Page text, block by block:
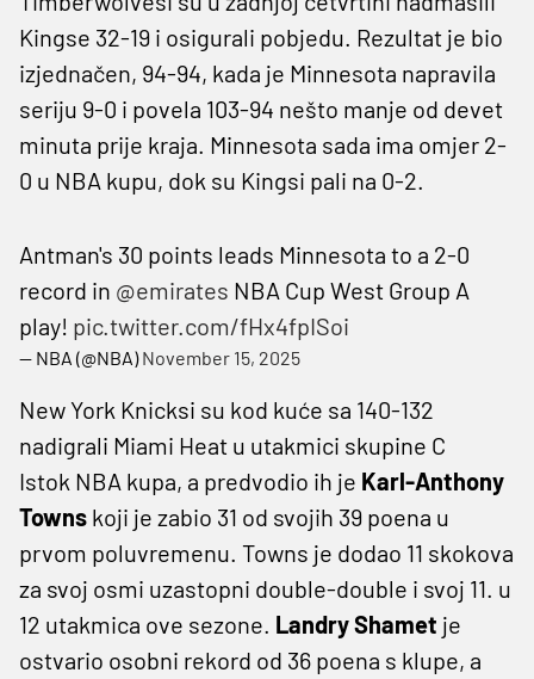
Kingse 32-19 i osigurali pobjedu. Rezultat je bio
izjednačen, 94-94, kada je Minnesota napravila
seriju 9-0 i povela 103-94 nešto manje od devet
minuta prije kraja. Minnesota sada ima omjer 2-
0 u NBA kupu, dok su Kingsi pali na 0-2.
Antman's 30 points leads Minnesota to a 2-0
record in @emirates NBA Cup West Group A
play! pic.twitter.com/fHx4fpISoi
— NBA (@NBA)November 15, 2025
New York Knicksi su kod kuće sa 140-132
nadigrali Miami Heat u utakmici skupine C
Istok NBA kupa, a predvodio ih je Karl-Anthony
Towns koji je zabio 31 od svojih 39 poena u
prvom poluvremenu. Towns je dodao 11 skokova
za svoj osmi uzastopni double-double i svoj 11. u
12 utakmica ove sezone. Landry Shamet je
ostvario osobni rekord od 36 poena s klupe, a